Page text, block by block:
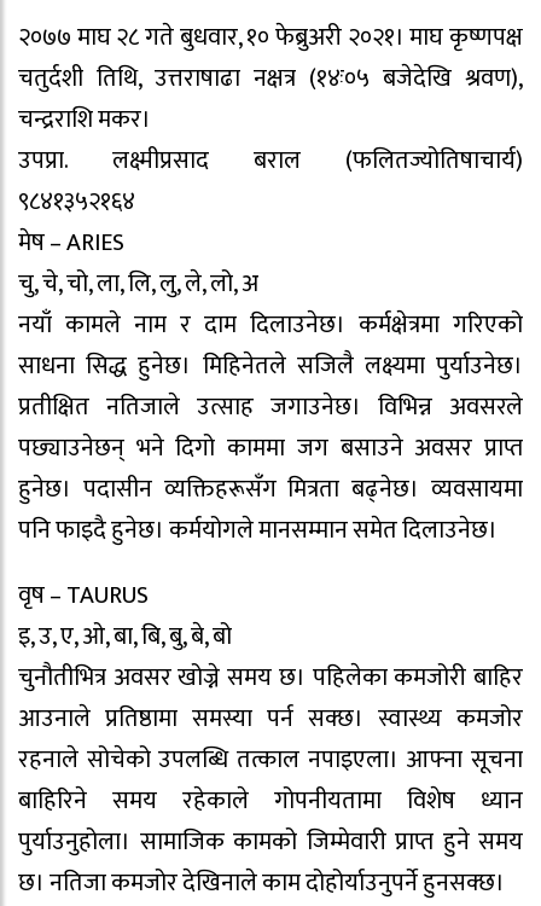
२०७७ माघ २८ गते बुधवार, १० फेब्रुअरी २०२१। माघ कृष्णपक्ष
चतुर्दशी तिथि, उत्तराषाढा नक्षत्र (१४ः०५ बजेदेखि श्रवण),
चन्द्रराशि मकर।
उपप्रा. लक्ष्मीप्रसाद बराल (फलितज्योतिषाचार्य)
९८४१३५२१६४
मेष – ARIES
चु, चे, चो, ला, लि, लु, ले, लो, अ
नयाँ कामले नाम र दाम दिलाउनेछ। कर्मक्षेत्रमा गरिएको
साधना सिद्ध हुनेछ। मिहिनेतले सजिलै लक्ष्यमा पुर्याउनेछ।
प्रतीक्षित नतिजाले उत्साह जगाउनेछ। विभिन्न अवसरले
पछ्याउनेछन् भने दिगो काममा जग बसाउने अवसर प्राप्त
हुनेछ। पदासीन व्यक्तिहरूसँग मित्रता बढ्नेछ। व्यवसायमा
पनि फाइदै हुनेछ। कर्मयोगले मानसम्मान समेत दिलाउनेछ।
वृष – TAURUS
इ, उ, ए, ओ, बा, बि, बु, बे, बो
चुनौतीभित्र अवसर खोज्ने समय छ। पहिलेका कमजोरी बाहिर
आउनाले प्रतिष्ठामा समस्या पर्न सक्छ। स्वास्थ्य कमजोर
रहनाले सोचेको उपलब्धि तत्काल नपाइएला। आफ्ना सूचना
बाहिरिने समय रहेकाले गोपनीयतामा विशेष ध्यान
पुर्याउनुहोला। सामाजिक कामको जिम्मेवारी प्राप्त हुने समय
छ। नतिजा कमजोर देखिनाले काम दोहोर्याउनुपर्ने हुनसक्छ।